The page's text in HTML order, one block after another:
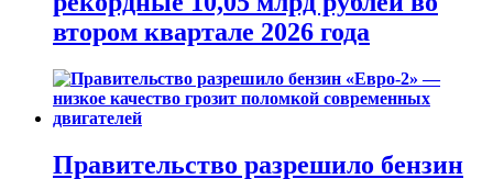
втором квартале 2026 года
Правительство разрешило бензин